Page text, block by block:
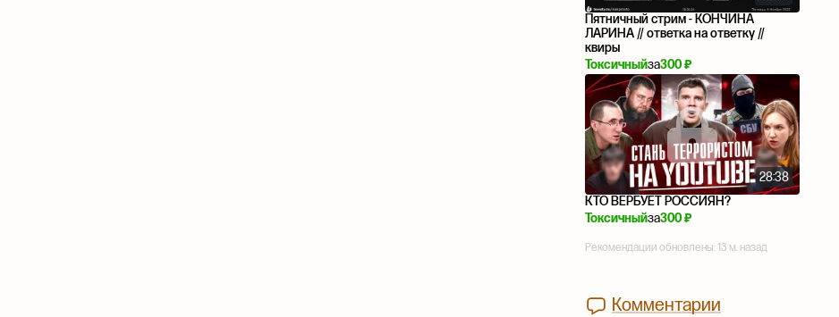
Пятничный стрим - КОНЧИНА
ЛАРИНА // ответка на ответку //
квиры
Токсичныйза300 ₽
28:38
КТО ВЕРБУЕТ РОССИЯН?
Токсичныйза300 ₽
Рекомендации обновлены:13 м. назад
Комментарии